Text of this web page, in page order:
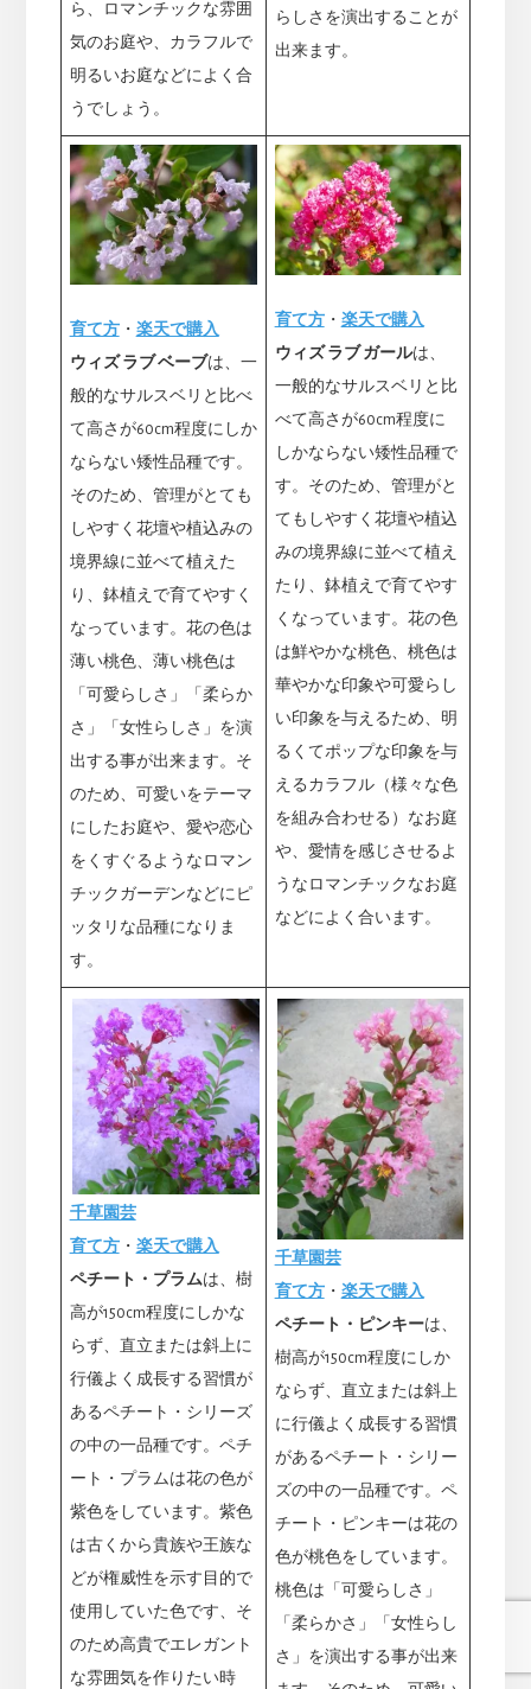
ら、ロマンチックな雰囲
気のお庭や、カラフルで
明るいお庭などによく合
うでしょう。
らしさを演出することが
出来ます。
育て方・ 楽天で購入
ウィズ ラブ ベーブは、一
般的なサルスベリと比べ
て高さが60cm程度にしか
ならない矮性品種です。
そのため、管理がとても
しやすく花壇や植込みの
境界線に並べて植えた
り、鉢植えで育てやすく
なっています。花の色は
薄い桃色、薄い桃色は
「可愛らしさ」「柔らか
さ」「女性らしさ」を演
出する事が出来ます。そ
のため、可愛いをテーマ
にしたお庭や、愛や恋心
をくすぐるようなロマン
チックガーデンなどにピ
ッタリな品種になりま
す。
育て方・ 楽天で購入
ウィズ ラブ ガールは、
一般的なサルスベリと比
べて高さが60cm程度に
しかならない矮性品種で
す。そのため、管理がと
てもしやすく花壇や植込
みの境界線に並べて植え
たり、鉢植えで育てやす
くなっています。花の色
は鮮やかな桃色、桃色は
華やかな印象や可愛らし
い印象を与えるため、明
るくてポップな印象を与
えるカラフル（様々な色
を組み合わせる）なお庭
や、愛情を感じさせるよ
うなロマンチックなお庭
などによく合います。
千草園芸
育て方・ 楽天で購入
ペチート・プラムは、樹
高が150cm程度にしかな
らず、直立または斜上に
行儀よく成長する習慣が
あるペチート・シリーズ
の中の一品種です。ペチ
ート・プラムは花の色が
紫色をしています。紫色
は古くから貴族や王族な
どが権威性を示す目的で
使用していた色です、そ
のため高貴でエレガント
な雰囲気を作りたい時
千草園芸
育て方・ 楽天で購入
ペチート・ピンキーは、
樹高が150cm程度にしか
ならず、直立または斜上
に行儀よく成長する習慣
があるペチート・シリー
ズの中の一品種です。ペ
チート・ピンキーは花の
色が桃色をしています。
桃色は「可愛らしさ」
「柔らかさ」「女性らし
さ」を演出する事が出来